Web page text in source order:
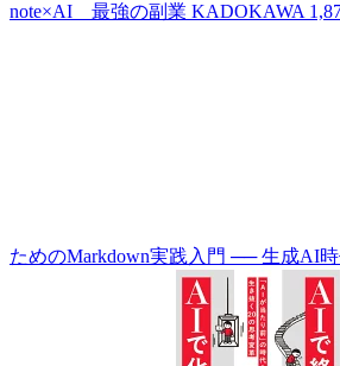
note×AI 最強の副業 KADOKAWA
ためのMarkdown実践入門 ── 生成AI